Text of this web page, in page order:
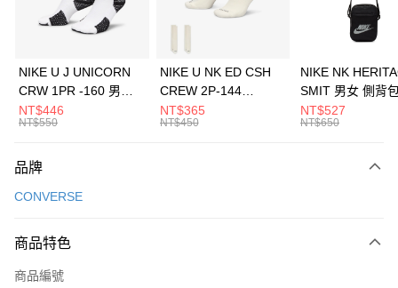
華南商業銀行
彰化商業銀行
上海商業儲蓄銀行
元大商業銀行
台灣樂天信用卡公司
Apple Pay
全盈+PAY
AFTEE先享後付
【關於「AFTEE先享後付」】
便利好安心！
３．安心：先確認商品／服務後，再付款。
【「AFTEE先享後付」結帳流程】
運送方式
每筆NT$100，滿NT$1,500(含以上)免運費
宅配
NIKE U J UNICORN
CRW 1PR -160 男女
中統襪 FZ3393100
NT$446
NT$550
NIKE U NK ED CSH
CREW 2P-144
EMBRDY 男女 短統襪
FZ3073133
NT$365
NT$450
NIKE NK
SMIT 男女 側背
BA5871010
NT$527
NT$650
品牌
CONVERSE
商品特色
商品編號